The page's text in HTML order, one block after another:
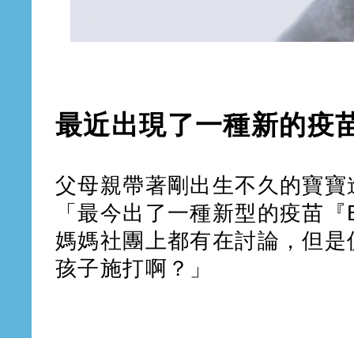
最近出現了一種新的疫
父母親帶著剛出生不久的寶
「最今出了一種新型的疫苗
媽媽社團上都有在討論，但
孩子施打啊？」